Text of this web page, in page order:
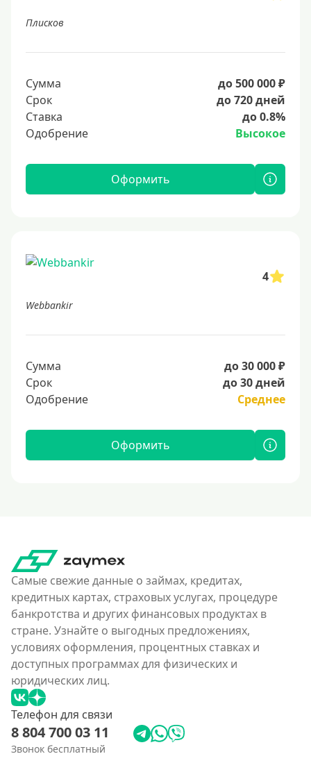
Плисков
Сумма
до 500 000 ₽
Срок
до 720 дней
Ставка
до 0.8%
Одобрение
Высокое
Оформить
4
Webbankir
Сумма
до 30 000 ₽
Срок
до 30 дней
Одобрение
Среднее
Оформить
Самые свежие данные о займах, кредитах,
кредитных картах, страховых услугах, процедуре
банкротства и других финансовых продуктах в
стране. Узнайте о выгодных предложениях,
условиях оформления, процентных ставках и
доступных программах для физических и
юридических лиц.
Телефон для связи
8 804 700 03 11
Звонок бесплатный